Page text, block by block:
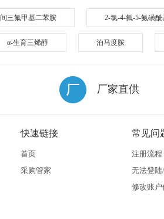
间三氟甲基二苯胺 2-氯-4-氟-5-氨磺
α-生育三烯醇 泊马度胺
厂家直供
快速链接
首页
采购管家
常见问
注册流程
无法登
修改账户